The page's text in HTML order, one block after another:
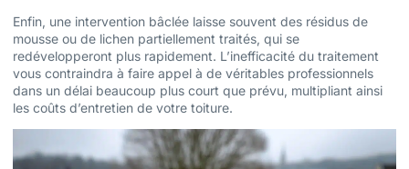
Enfin, une intervention bâclée laisse souvent des résidus de
mousse ou de lichen partiellement traités, qui se
redévelopperont plus rapidement. L’inefficacité du traitement
vous contraindra à faire appel à de véritables professionnels
dans un délai beaucoup plus court que prévu, multipliant ainsi
les coûts d’entretien de votre toiture.